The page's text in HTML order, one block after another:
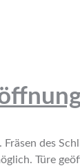
Fräsen des
Türe